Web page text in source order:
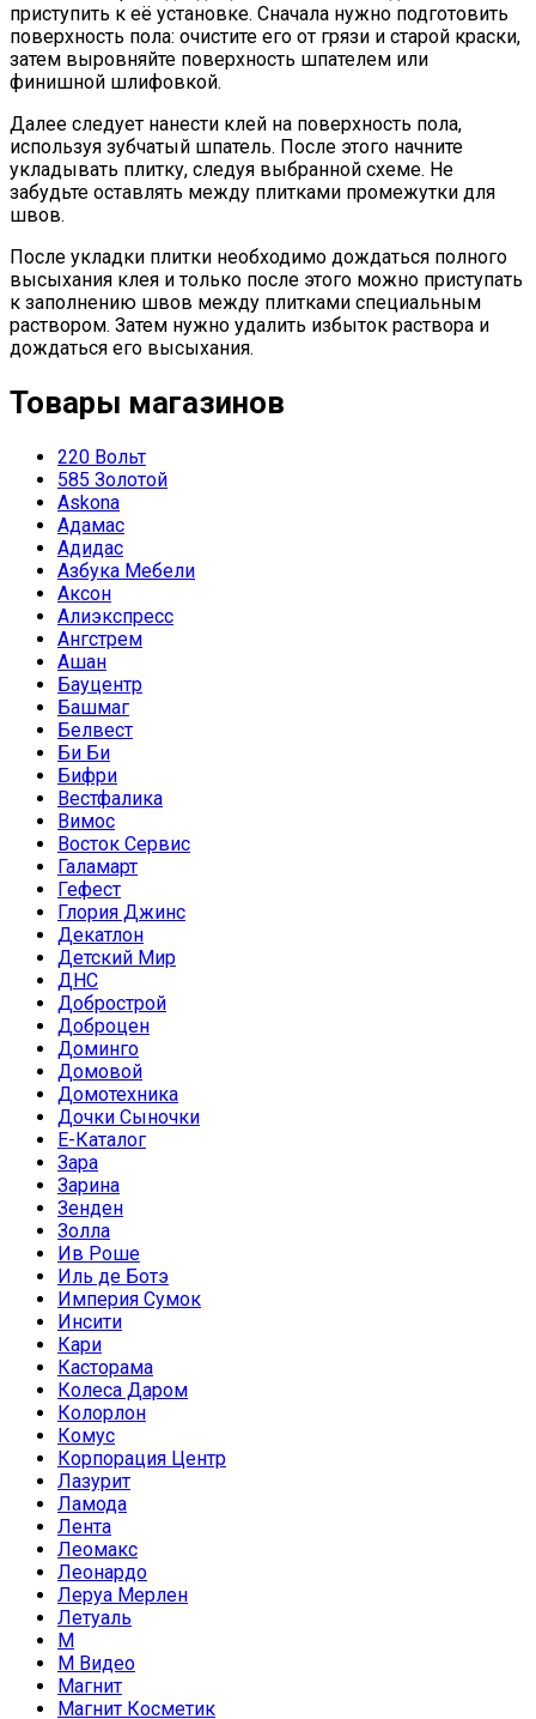
приступить к её установке. Сначала нужно подготовить
поверхность пола: очистите его от грязи и старой краски,
затем выровняйте поверхность шпателем или
финишной шлифовкой.
Далее следует нанести клей на поверхность пола,
используя зубчатый шпатель. После этого начните
укладывать плитку, следуя выбранной схеме. Не
забудьте оставлять между плитками промежутки для
швов.
После укладки плитки необходимо дождаться полного
высыхания клея и только после этого можно приступать
к заполнению швов между плитками специальным
раствором. Затем нужно удалить избыток раствора и
дождаться его высыхания.
Товары магазинов
220 Вольт
585 Золотой
Askona
Адамас
Адидас
Азбука Мебели
Аксон
Алиэкспресс
Ангстрем
Ашан
Бауцентр
Башмаг
Белвест
Би Би
Бифри
Вестфалика
Вимос
Восток Сервис
Галамарт
Гефест
Глория Джинс
Декатлон
Детский Мир
ДНС
Добрострой
Доброцен
Доминго
Домовой
Домотехника
Дочки Сыночки
Е-Каталог
Зара
Зарина
Зенден
Золла
Ив Роше
Иль де Ботэ
Империя Сумок
Инсити
Кари
Касторама
Колеса Даром
Колорлон
Комус
Корпорация Центр
Лазурит
Ламода
Лента
Леомакс
Леонардо
Леруа Мерлен
Летуаль
М
М Видео
Магнит
Магнит Косметик